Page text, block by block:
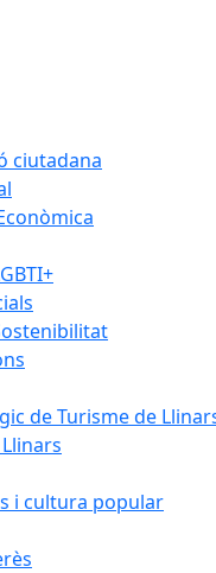
ciutadana
de Turisme de
i cultura popular